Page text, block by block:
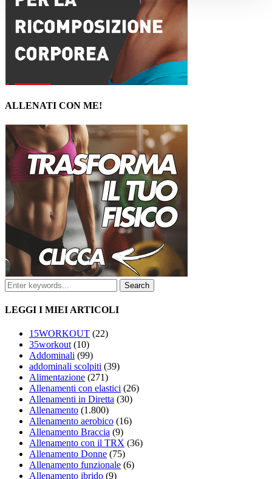
ALLENATI CON ME!
LEGGI I MIEI ARTICOLI
15WORKOUT (22)
35workout (10)
Addominali (99)
addominali scolpiti (39)
Alimentazione (271)
Allenamenti con elastici (26)
Allenamenti in Diretta (30)
Allenamento (1.800)
Allenamento aerobico (16)
Allenamento Braccia (9)
Allenamento con il TRX (36)
Allenamento Donne (75)
Allenamento funzionale (6)
Allenamento ibrido (9)